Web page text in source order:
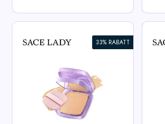
33% RABATT
Schweißfester
Augenbrauen-Tönungs-Kit
View All Sace Lady Deals